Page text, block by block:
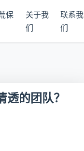
保
关于我
们
联系我
们
的团队？